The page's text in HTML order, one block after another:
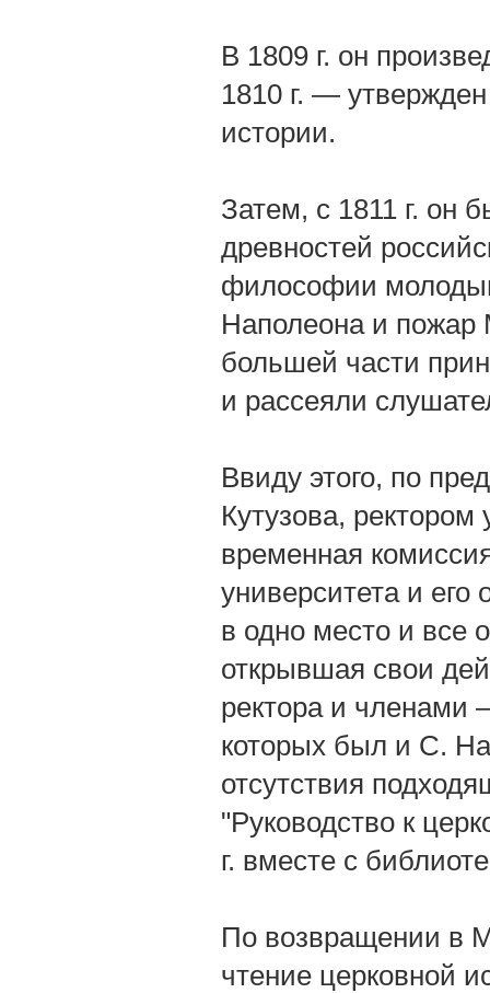
В 1809 г. он
1810 г. —
истории.
Затем, с 1811 г. он
древностей
философии
Наполеона и пожар
большей части
и рассеяли
Ввиду этого, по
Кутузова,
временная
университета и его
в одно место и все
открывшая свои
ректора и членами
которых был и С.
отсутствия
"Руководство к
г. вместе с
По возвращении в
чтение церковной